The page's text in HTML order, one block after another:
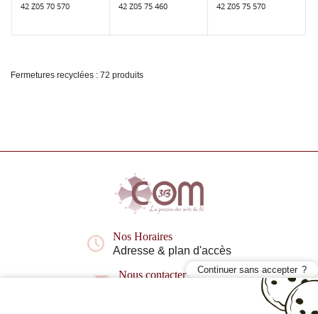
42 Z05 70 570 42 Z05 75 460 42 Z05 75 570
Fermetures recyclées : 72 produits
Nos Horaires
Adresse & plan d'accès
Nous contacter
Continuer sans accepter